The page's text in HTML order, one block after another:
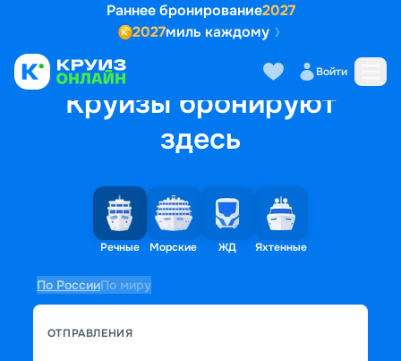
Раннее бронирование2027
2027миль каждому
Войти
Круизы бронируют
здесь
Речные Морские ЖД Яхтенные
По РоссииПо миру
ОТПРАВЛЕНИЯ